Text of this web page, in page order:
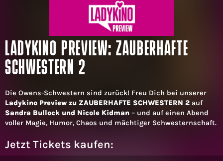
LADYKINO PREVIEW: ZAUBERHAFTE
SCHWESTERN 2
Die Owens-Schwestern sind zurück! Freu Dich bei unserer
Ladykino Preview zu ZAUBERHAFTE SCHWESTERN 2 auf
Sandra Bullock und Nicole Kidman – und auf einen Abend
voller Magie, Humor, Chaos und mächtiger Schwesternschaft.
Jetzt Tickets kaufen: